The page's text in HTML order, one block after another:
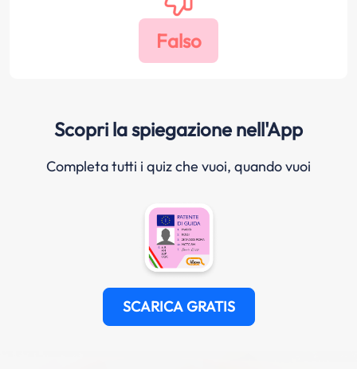
Scopri la spiegazione nell'App
Completa tutti i quiz che vuoi, quando vuoi
SCARICA GRATIS